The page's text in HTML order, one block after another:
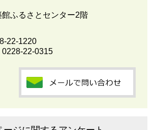
ふるさとセンター2階
22-1220
22-0315